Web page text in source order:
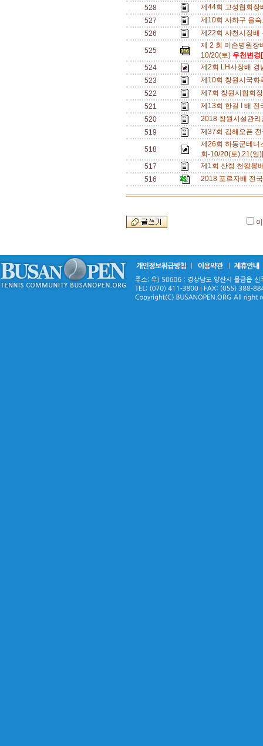
528
제44회 고성협회
527
제10회 사하구 을
526
제22회 사천시장
525
제 2 회 이손병원장
10/20(토) 우천변
524
제2회 LH사장배
523
제10회 창원시국
522
제7회 창원시협회
521
제13회 한길 I 배
520
2018 창원시설관
519
제37회 김해오픈
518
제26회 하동군테니
회-10/20(토),21(
517
제1회 산청 천왕봉
516
2018 포르자배 전